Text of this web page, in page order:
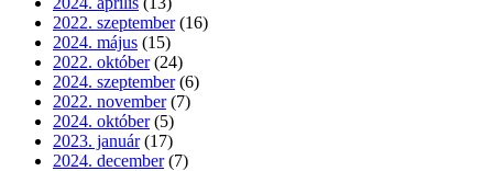
2022. szeptember (16)
2024. május (15)
2022. október (24)
2024. szeptember (6)
2022. november (7)
2024. október (5)
2023. január (17)
2024. december (7)